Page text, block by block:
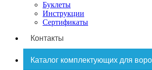
Буклеты
Инструкции
Сертификаты
Контакты
Каталог комплектующих для